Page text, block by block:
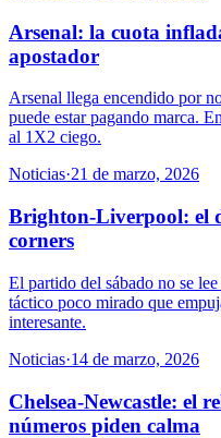
Arsenal: la cuota
apostador
Arsenal llega encendido por
puede estar pagando marca.
al 1X2 ciego.
Noticias·21 de marzo, 2026
Brighton-Liverpool: el
corners
El partido del sábado no se
táctico poco mirado que
interesante.
Noticias·14 de marzo, 2026
Chelsea-Newcastle: el
números piden calma